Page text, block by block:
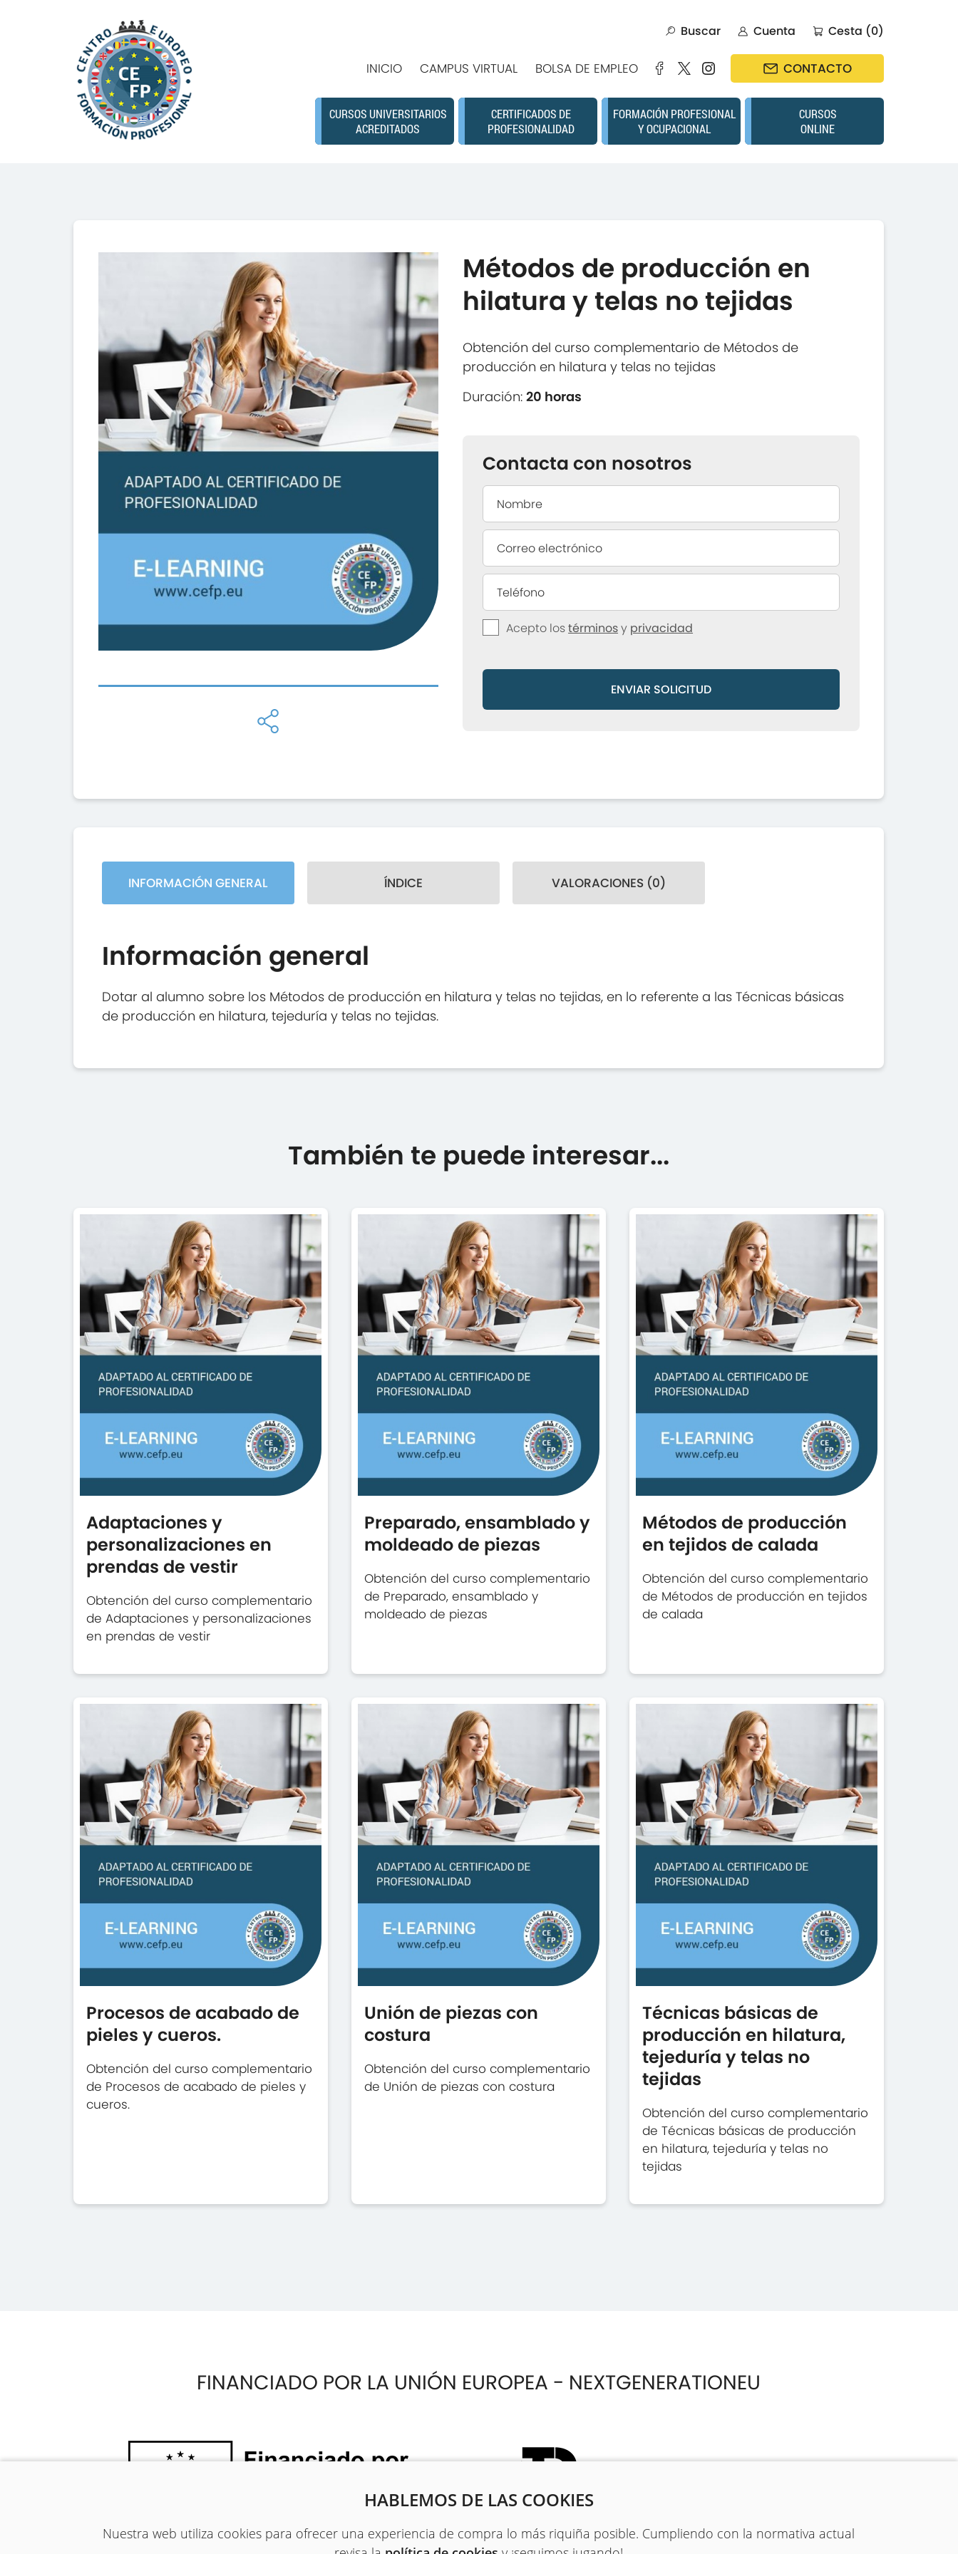
HABLEMOS DE LAS COOKIES
Nuestra web utiliza cookies para ofrecer una experiencia de compra lo más riquiña posible. Cumpliendo con la normativa actual
Buscar Cuenta Cesta (0)
INICIO CAMPUS VIRTUAL BOLSA DE EMPLEO CONTACTO
CURSOS UNIVERSITARIOS
ACREDITADOS
CERTIFICADOS DE
PROFESIONALIDAD
FORMACIÓN PROFESIONAL
Y OCUPACIONAL
CURSOS
ONLINE
Métodos de producción en
hilatura y telas no tejidas
Obtención del curso complementario de Métodos de
producción en hilatura y telas no tejidas
Duración:20 horas
Contacta con nosotros
Acepto lostérminosy privacidad
ENVIAR SOLICITUD
INFORMACIÓN GENERAL ÍNDICE VALORACIONES (0)
Información general
Dotar al alumno sobre los Métodos de producción en hilatura y telas no tejidas, en lo referente a las Técnicas básicas
de producción en hilatura, tejeduría y telas no tejidas.
También te puede interesar...
Adaptaciones y
personalizaciones en
prendas de vestir
Obtención del curso complementario
de Adaptaciones y personalizaciones
en prendas de vestir
Preparado, ensamblado y
moldeado de piezas
Obtención del curso complementario
de Preparado, ensamblado y
moldeado de piezas
Métodos de producción
en tejidos de calada
Obtención del curso complementario
de Métodos de producción en tejidos
de calada
Procesos de acabado de
pieles y cueros.
Obtención del curso complementario
de Procesos de acabado de pieles y
cueros.
Unión de piezas con
costura
Obtención del curso complementario
de Unión de piezas con costura
Técnicas básicas de
producción en hilatura,
tejeduría y telas no
tejidas
Obtención del curso complementario
de Técnicas básicas de producción
en hilatura, tejeduría y telas no
tejidas
FINANCIADO POR LA UNIÓN EUROPEA - NEXTGENERATIONEU